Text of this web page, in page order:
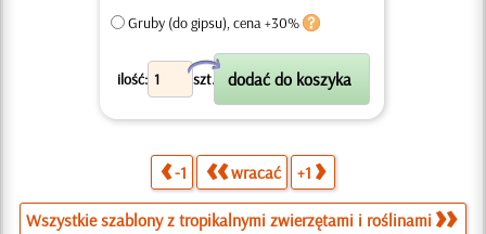
Gruby (do gipsu), cena +30%
ilość: szt.
X
-1 wracać +1
Wszystkie szablony z tropikalnymi zwierzętami i roślinami